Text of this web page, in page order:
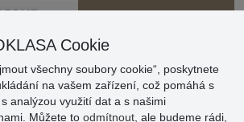
Cookie
všechny soubory cookie“, poskytnete
na vašem zařízení, což pomáhá s
analýzou využití dat a s našimi
Můžete to odmítnout , ale budeme rádi,